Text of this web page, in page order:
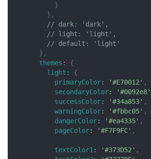
}
} ,
// dark: 'dark',
// light: 'light',
// default: 'light'
} ,
themes :
{
light :
{
primaryColor: '#E70012' ,
secondaryColor: '#0092e8'
successColor: '#34a853' ,
warningColor: '#fbbc05' ,
dangerColor: '#ea4335' ,
pageColor: '#F7F9FC' ,
textColor1 : '#373D52' ,